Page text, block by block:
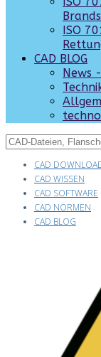
ISO
CAD BLOG
News
CAD
CAD WISSEN
CAD SOFTWARE
CAD NORMEN
CAD BLOG